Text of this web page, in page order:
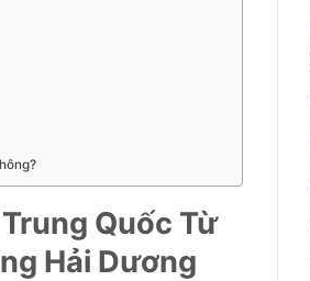
Trung Quốc Từ
Hải Dương